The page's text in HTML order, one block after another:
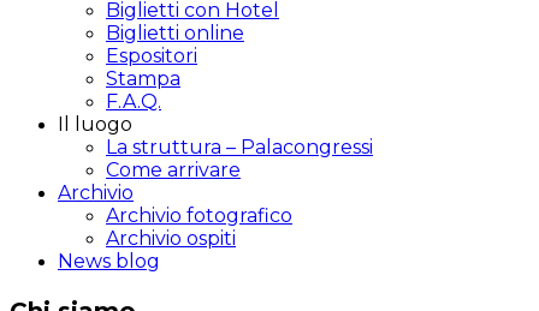
Biglietti con Hotel
Biglietti online
Espositori
Stampa
F.A.Q.
Il luogo
La struttura – Palacongressi
Come arrivare
Archivio
Archivio fotografico
Archivio ospiti
News blog